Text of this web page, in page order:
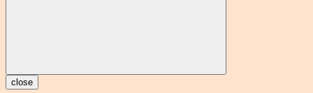
close